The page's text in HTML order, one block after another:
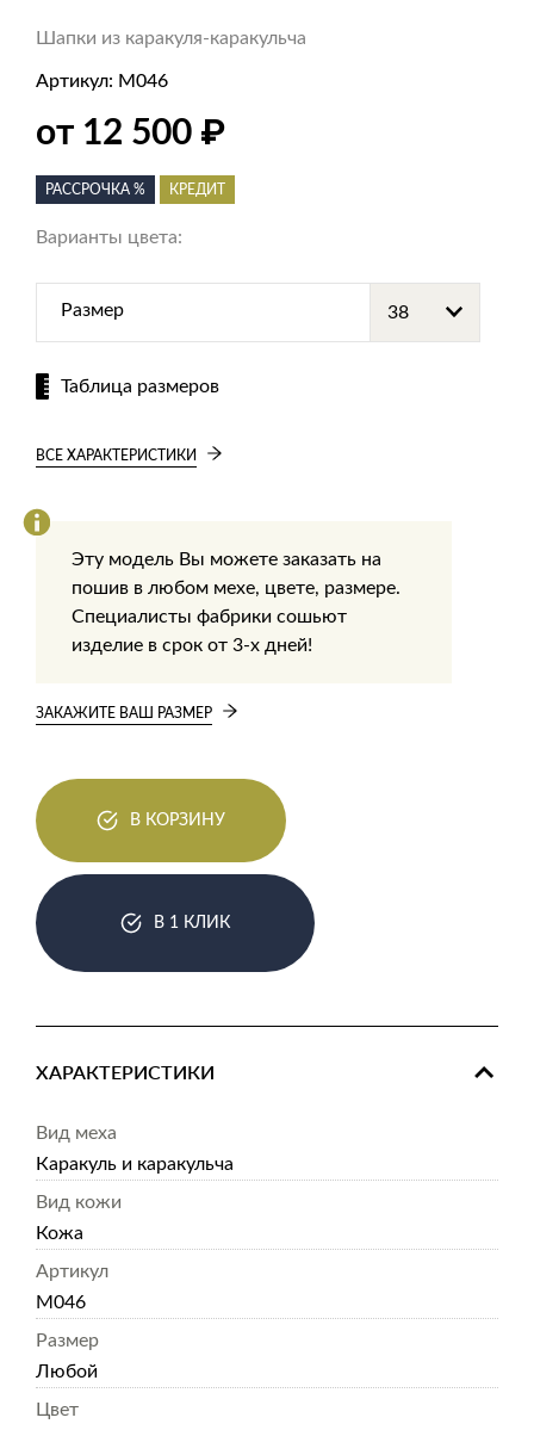
Шапки из каракуля-каракульча
Артикул: M046
от 12 500 ₽
РАССРОЧКА % КРЕДИТ
Варианты цвета:
Размер
Таблица размеров
ВСЕ ХАРАКТЕРИСТИКИ
Эту модель Вы можете заказать на
пошив в любом мехе, цвете, размере.
Специалисты фабрики сошьют
изделие в срок от 3-х дней!
ЗАКАЖИТЕ ВАШ РАЗМЕР
В КОРЗИНУ
В 1 КЛИК
ХАРАКТЕРИСТИКИ
Вид меха
Каракуль и каракульча
Вид кожи
Кожа
Артикул
M046
Размер
Любой
Цвет